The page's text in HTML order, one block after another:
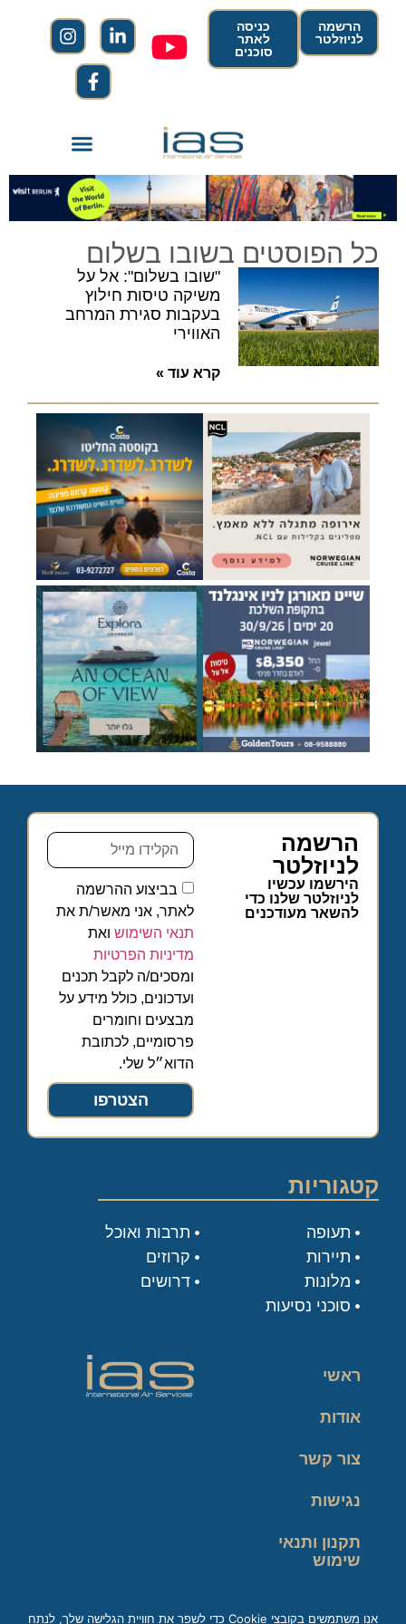
הרשמה
לניוזלטר
כניסה
לאתר
סוכנים
כל הפוסטים בשובו בשלום
"שובו בשלום": אל על
משיקה טיסות חילוץ
בעקבות סגירת המרחב
האווירי
קרא עוד »
הרשמה
לניוזלטר
הירשמו עכשיו
לניוזלטר שלנו כדי
להשאר מעודכנים
בביצוע ההרשמה
לאתר, אני מאשר/ת את
תנאי השימוש ואת
מדיניות הפרטיות
ומסכים/ה לקבל תכנים
ועדכונים, כולל מידע על
מבצעים וחומרים
פרסומיים, לכתובת
הדוא״ל שלי.
הצטרפו
קטגוריות
תעופה
תיירות
מלונות
סוכני נסיעות
תרבות ואוכל
קרוזים
דרושים
ראשי
אודות
צור קשר
נגישות
תקנון ותנאי
שימוש
אנו משתמשים בקובצי Cookie כדי לשפר את חוויית הגלישה שלך, לנתח